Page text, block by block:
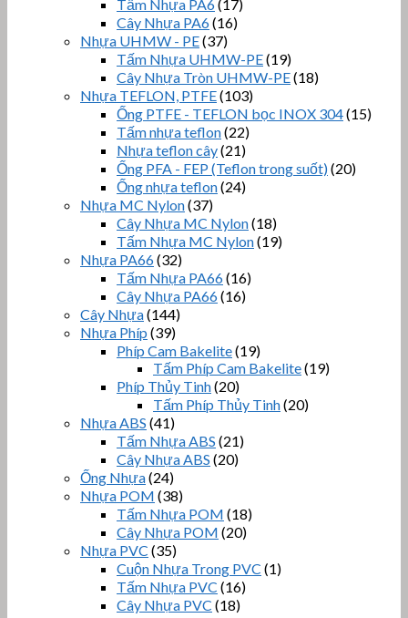
Tấm Nhựa PA6(17)
Cây Nhựa PA6(16)
Nhựa UHMW - PE(37)
Tấm Nhựa UHMW-PE(19)
Cây Nhựa Tròn UHMW-PE(18)
Nhựa TEFLON, PTFE(103)
Ống PTFE - TEFLON bọc INOX 304(15)
Tấm nhựa teflon(22)
Nhựa teflon cây(21)
Ống PFA - FEP (Teflon trong suốt)(20)
Ống nhựa teflon(24)
Nhựa MC Nylon(37)
Cây Nhựa MC Nylon(18)
Tấm Nhựa MC Nylon(19)
Nhựa PA66(32)
Tấm Nhựa PA66(16)
Cây Nhựa PA66(16)
Cây Nhựa(144)
Nhựa Phíp (39)
Phíp Cam Bakelite(19)
Tấm Phíp Cam Bakelite(19)
Phíp Thủy Tinh(20)
Tấm Phíp Thủy Tinh(20)
Nhựa ABS (41)
Tấm Nhựa ABS (21)
Cây Nhựa ABS (20)
Ống Nhựa(24)
Nhựa POM (38)
Tấm Nhựa POM (18)
Cây Nhựa POM (20)
Nhựa PVC (35)
Cuộn Nhựa Trong PVC (1)
Tấm Nhựa PVC (16)
Cây Nhựa PVC (18)